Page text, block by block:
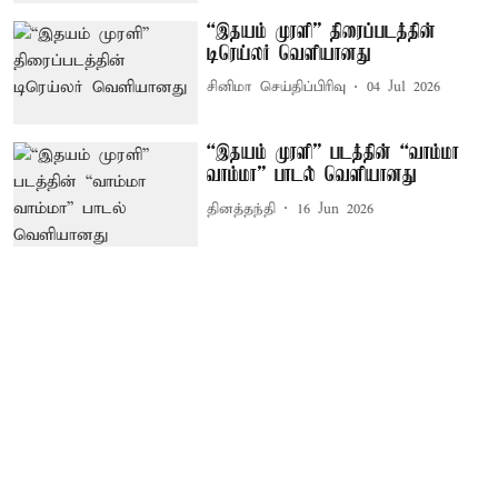
“இதயம் முரளி” திரைப்படத்தின்
டிரெய்லர் வெளியானது
சினிமா செய்திப்பிரிவு 04 Jul 2026
“இதயம் முரளி” படத்தின் “வாம்மா
வாம்மா” பாடல் வெளியானது
தினத்தந்தி 16 Jun 2026